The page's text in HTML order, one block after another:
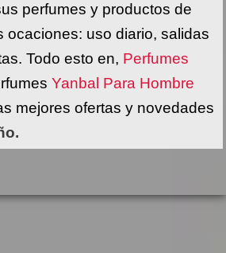
perfumes y productos de
ocaciones: uso diario, salidas
Todo esto en, Perfumes
Yanbal Para Hombre
mejores ofertas y novedades